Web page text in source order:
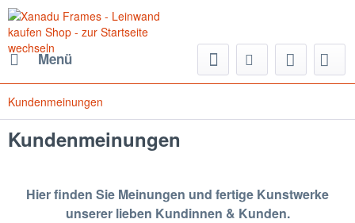
Menü
Kundenmeinungen
Kundenmeinungen
Hier finden Sie Meinungen und fertige Kunstwerke
unserer lieben Kundinnen & Kunden.